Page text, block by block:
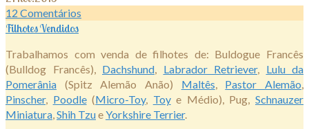
12 Comentários
Filhotes Vendidos
Trabalhamos com venda de filhotes de: Buldogue Francês
(Bulldog Francês), Dachshund, Labrador Retriever, Lulu da
Pomerânia (Spitz Alemão Anão) Maltês, Pastor Alemão,
Pinscher, Poodle(Micro-Toy, Toye Médio), Pug,Schnauzer
Miniatura,Shih TzueYorkshire Terrier.